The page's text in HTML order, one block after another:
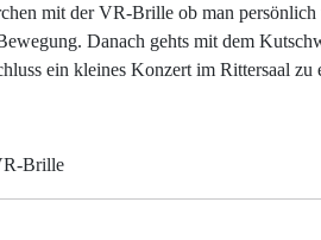
mit der VR-Brille ob man
Danach gehts mit dem
ein kleines Konzert im Rittersaal zu
Brille